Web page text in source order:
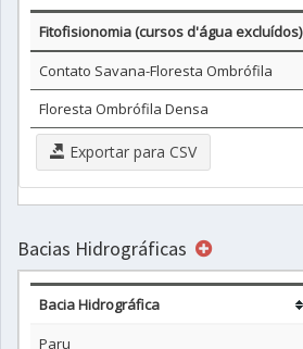
Fitofisionomia (cursos d'água excluídos)
Contato Savana-Floresta Ombrófila
Floresta Ombrófila Densa
Exportar para CSV
Bacias Hidrográficas
Bacia Hidrográfica
Paru